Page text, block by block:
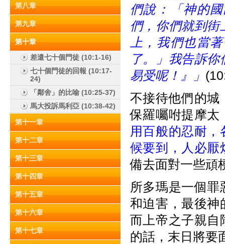
第八章
第九章
第十章
差遣七十個門徒 (10:1-16)
七十個門徒的回報 (10:17-
24)
「鄰舍」的比喻 (10:25-37)
馬大投訴馬利亞 (10:38-42)
第十一章
第十二章
第十三章
第十四章
第十五章
第十六章
第十七章
們說：「神的
們，你們就到
上，我們也當
了。」我告訴
易受呢！』」
不接待他們的城
保羅囑咐提摩太
用百般的忍耐
候要到，人必厭
備去面對一些頑
所多瑪是一個
和迫害，最後神
而上帝之子親自
的話，末日將要